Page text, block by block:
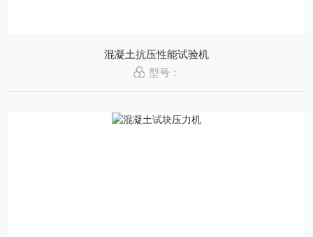
混凝土抗压性能试验机
型号：